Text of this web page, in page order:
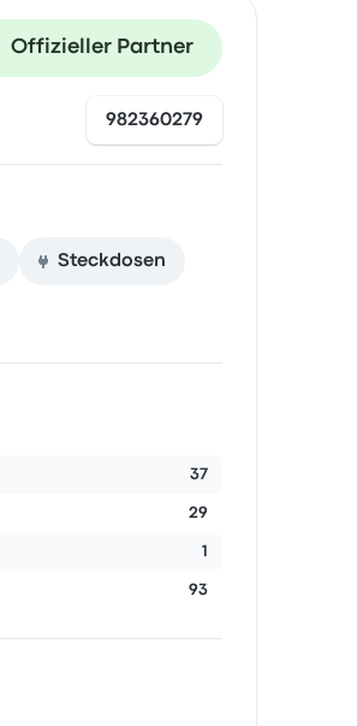
Offizieller Partner
982360279
Steckdosen
37
29
1
93